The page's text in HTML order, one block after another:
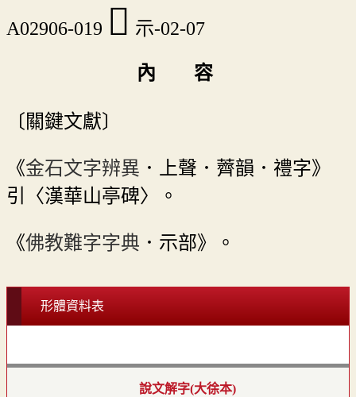
A02906-019 󴆗 示-02-07
內 容
〔關鍵文獻〕
《金石文字辨異 ．上聲．薺韻．禮字》
引〈漢華山亭碑〉。
《佛教難字字典 ．示部》。
形體資料表
說文解字(大徐本)